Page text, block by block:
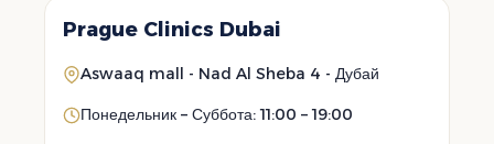
Prague Clinics Dubai
Aswaaq mall - Nad Al Sheba 4 - Дубай
Понедельник – Суббота: 11:00 – 19:00